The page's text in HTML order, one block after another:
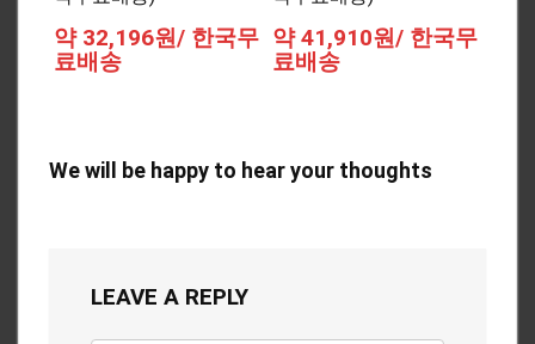
약 32,196원/ 한국무
료배송
약 41,910원/ 한국무
료배송
We will be happy to hear your thoughts
LEAVE A REPLY